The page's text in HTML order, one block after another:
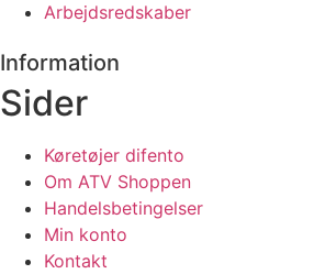
Arbejdsredskaber
Information
Sider
Køretøjer difento
Om ATV Shoppen
Handelsbetingelser
Min konto
Kontakt